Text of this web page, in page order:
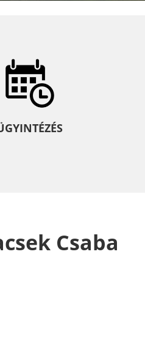
Csaba